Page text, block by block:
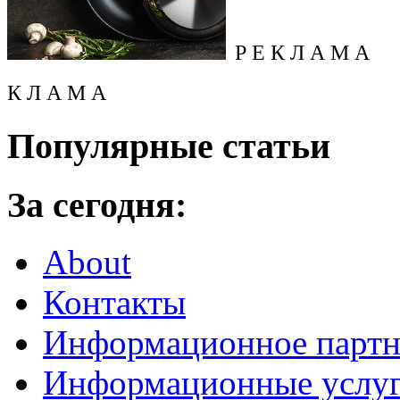
Р Е К Л А М А
К Л А М А
Популярные статьи
За сегодня:
About
Контакты
Информационное
Информационные